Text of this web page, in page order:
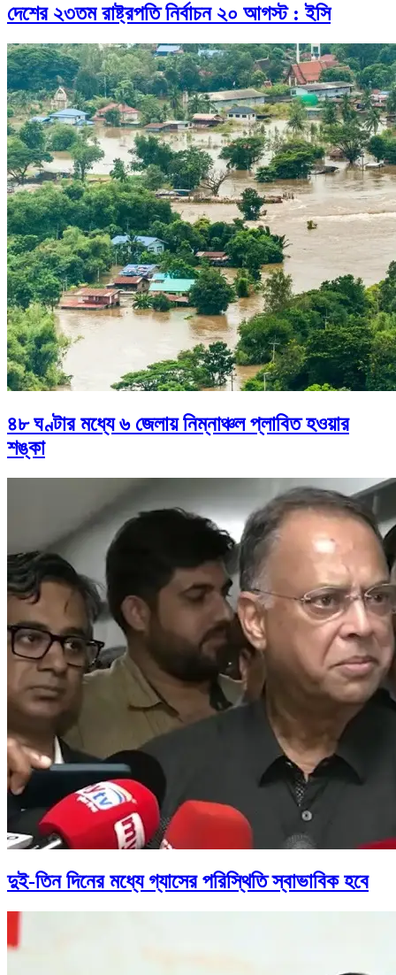
দেশের ২৩তম রাষ্ট্রপতি নির্বাচন ২০ আগস্ট : ইসি
৪৮ ঘণ্টার মধ্যে ৬ জেলায় নিম্নাঞ্চল প্লাবিত হওয়ার
শঙ্কা
দুই-তিন দিনের মধ্যে গ্যাসের পরিস্থিতি স্বাভাবিক হবে